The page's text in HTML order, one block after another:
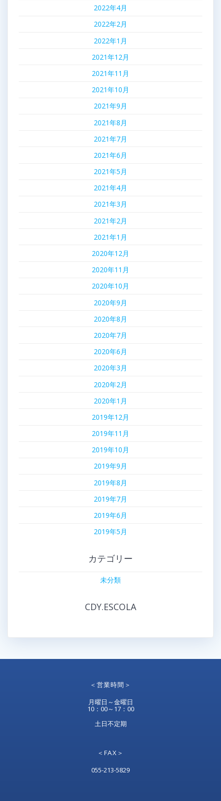
2022年4月
2022年2月
2022年1月
2021年12月
2021年11月
2021年10月
2021年9月
2021年8月
2021年7月
2021年6月
2021年5月
2021年4月
2021年3月
2021年2月
2021年1月
2020年12月
2020年11月
2020年10月
2020年9月
2020年8月
2020年7月
2020年6月
2020年3月
2020年2月
2020年1月
2019年12月
2019年11月
2019年10月
2019年9月
2019年8月
2019年7月
2019年6月
2019年5月
カテゴリー
未分類
CDY.ESCOLA
＜営業時間＞
月曜日～金曜日
10：00～17：00
土日不定期
＜FAX＞
055-213-5829